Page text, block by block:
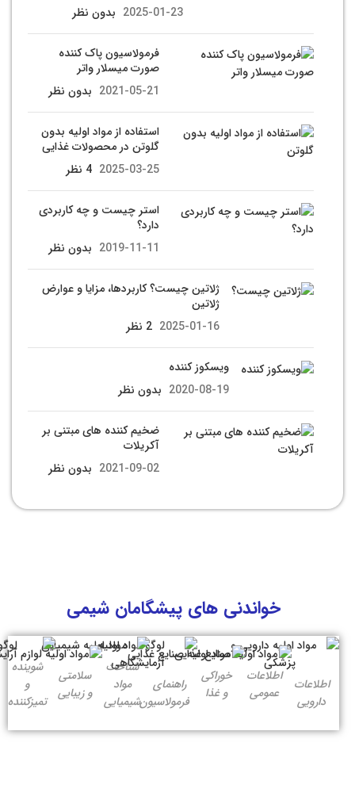
2025-01-23 بدون نظر
فرمولاسیون پاک کننده
صورت میسلار واتر
2021-05-21 بدون نظر
استفاده از مواد اولیه بدون
گلوتن در محصولات غذایی
2025-03-25 4 نظر
استر چیست و چه کاربردی
دارد؟
2019-11-11 بدون نظر
ژلاتین چیست؟ کاربردها، مزایا و عوارض
ژلاتین
2025-01-16 2 نظر
ویسکوز کننده
2020-08-19 بدون نظر
ضخیم کننده های مبتنی بر
آکریلات
2021-09-02 بدون نظر
خواندنی های پیشگامان شیمی
اطلاعات
دارویی
اطلاعات
عمومی
خوراکی
و غذا
راهنمای
فرمولاسیون
شناخت
مواد
شیمیایی
سلامتی
و زیبایی
شوینده
و
تمیزکننده